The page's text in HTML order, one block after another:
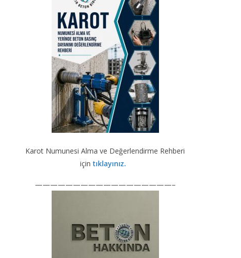
a
m
dI
n
u
b
e
Karot Numunesi Alma ve Değerlendirme Rehberi
için tıklayınız.
——————————————————–